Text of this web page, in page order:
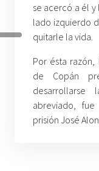
se acercó a él
lado izquierdo
quitarle la vida.
Por ésta razón,
de Copán
desarrollarse
abreviado,
prisión José